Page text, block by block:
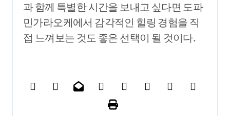
과 함께 특별한 시간을 보내고 싶다면 도파
민가라오케에서 감각적인 힐링 경험을 직
접 느껴보는 것도 좋은 선택이 될 것이다.